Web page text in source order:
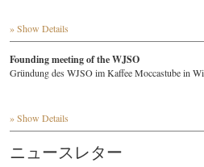
» Show Details
Founding meeting of the WJSO
Gründung des WJSO im Kaffee Moccastube in
» Show Details
ニュースレター